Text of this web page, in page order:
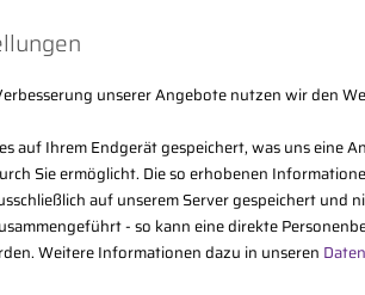
unserer Angebote nutzen wir den
auf Ihrem Endgerät gespeichert, was uns eine
Sie ermöglicht. Die so erhobenen
auf unserem Server gespeichert und
- so kann eine direkte
Weitere Informationen dazu in unseren